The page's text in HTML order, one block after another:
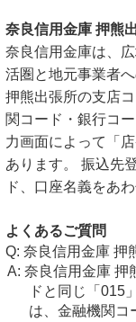
奈良信用金庫 押熊
奈良信用金庫は、
活圏と地元事業者
押熊出張所の支店
関コード・銀行コ
力画面によって「
あります。 振込先
ド、口座名義をあ
よくあるご質問
奈良信用金庫 押
奈良信用金庫 押
ドと同じ「015
は、金融機関コ